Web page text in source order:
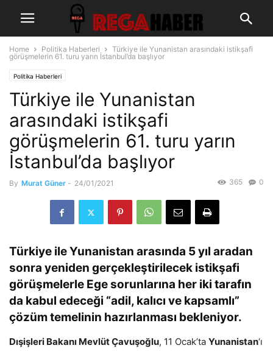
Home Politika Haberleri
Türkiye ile Yunanistan arasındaki istikşafi
görüşmelerin 61. turu yarın İstanbul’da başlıyor
Politika Haberleri
Türkiye ile Yunanistan
arasındaki istikşafi
görüşmelerin 61. turu yarın
İstanbul’da başlıyor
By Murat Güner - 24/01/2021 0
365
Türkiye ile Yunanistan arasında 5 yıl aradan
sonra yeniden gerçekleştirilecek istikşafi
görüşmelerle Ege sorunlarına her iki tarafın
da kabul edeceği “adil, kalıcı ve kapsamlı”
çözüm temelinin hazırlanması bekleniyor.
Dışişleri Bakanı Mevlüt Çavuşoğlu, 11 Ocak’ta Yunanistan‘ı